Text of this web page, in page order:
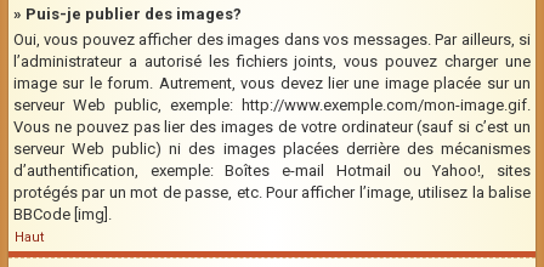
» Puis-je publier des images?
Oui, vous pouvez afficher des images dans vos messages. Par ailleurs, si
l’administrateur a autorisé les fichiers joints, vous pouvez charger une
image sur le forum. Autrement, vous devez lier une image placée sur un
serveur Web public, exemple: http://www.exemple.com/mon-image.gif.
Vous ne pouvez pas lier des images de votre ordinateur (sauf si c’est un
serveur Web public) ni des images placées derrière des mécanismes
d’authentification, exemple: Boîtes e-mail Hotmail ou Yahoo!, sites
protégés par un mot de passe, etc. Pour afficher l’image, utilisez la balise
BBCode [img].
Haut